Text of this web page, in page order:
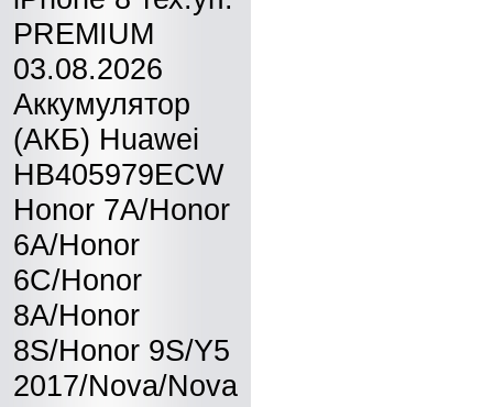
PREMIUM
03.08.2026
Аккумулятор
(АКБ) Huawei
HB405979ECW
Honor 7A/Honor
6A/Honor
6C/Honor
8A/Honor
8S/Honor 9S/Y5
2017/Nova/Nova